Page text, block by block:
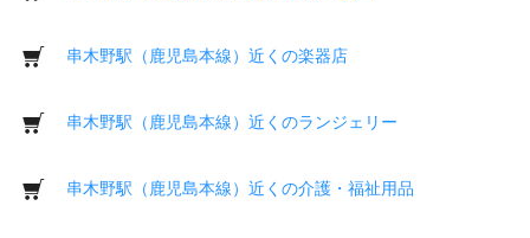
串木野駅（鹿児島本線）近くの楽器店
串木野駅（鹿児島本線）近くのランジェリー
串木野駅（鹿児島本線）近くの介護・福祉用品